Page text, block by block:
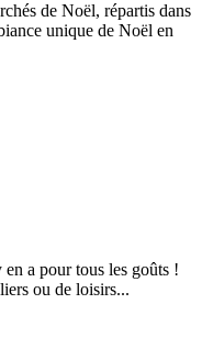
de Noël, répartis dans
unique de Noël en
a pour tous les goûts !
ou de loisirs...